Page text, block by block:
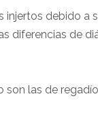
debido a
diferencias de
las de